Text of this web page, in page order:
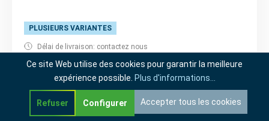
PLUSIEURS VARIANTES
Délai de livraison: contactez nous
Choisissez variante
Ce site Web utilise des cookies pour garantir la meilleure
expérience possible. Plus d'informations...
Refuser Configurer Accepter tous les cookies